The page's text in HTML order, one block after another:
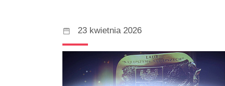
23 kwietnia 2026